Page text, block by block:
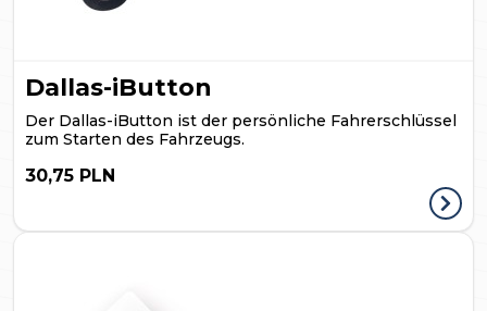
Dallas-iButton
Der Dallas-iButton ist der persönliche Fahrerschlüssel
zum Starten des Fahrzeugs.
30,75 PLN